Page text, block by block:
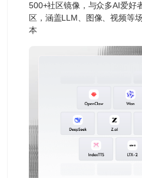
500+社区镜像，与众多AI爱好
区，涵盖LLM、图像、视频等
本